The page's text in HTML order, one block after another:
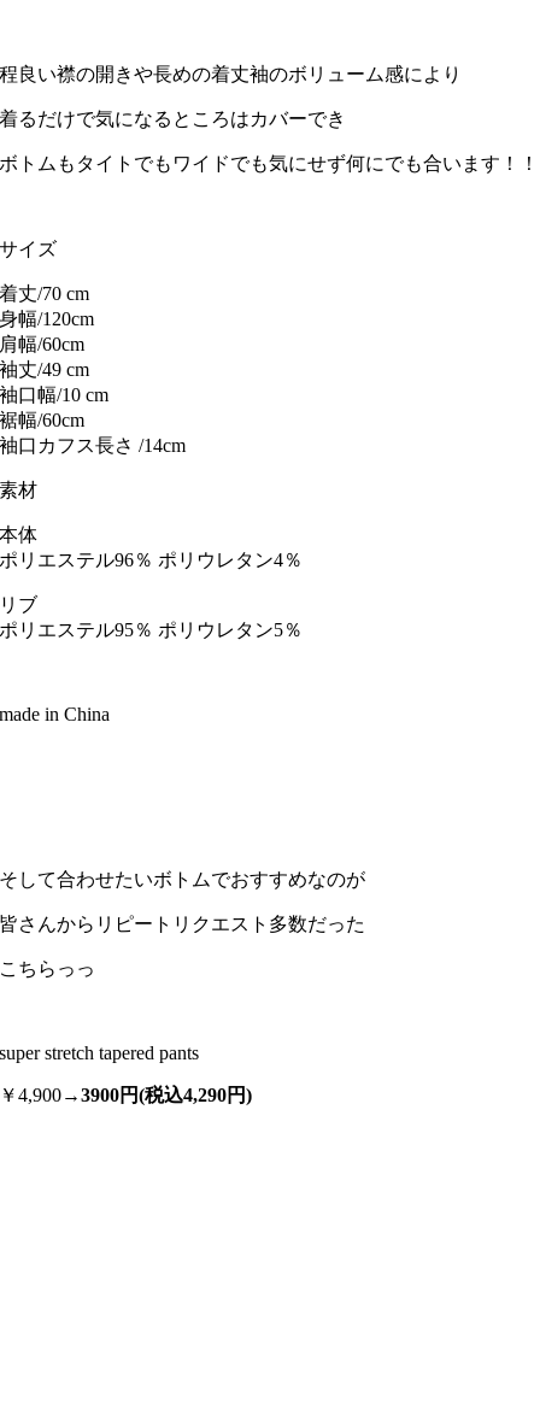
程良い襟の開きや長めの着丈袖のボリューム感により
着るだけで気になるところはカバーでき
ボトムもタイトでもワイドでも気にせず何にでも合います！！
サイズ
着丈/70 cm
身幅/120cm
肩幅/60cm
袖丈/49 cm
袖口幅/10 cm
裾幅/60cm
袖口カフス長さ /14cm
素材
本体
ポリエステル96％ ポリウレタン4％
リブ
ポリエステル95％ ポリウレタン5％
made in China
そして合わせたいボトムでおすすめなのが
皆さんからリピートリクエスト多数だった
こちらっっ
super stretch tapered pants
￥4,900→3900円(税込4,290円)